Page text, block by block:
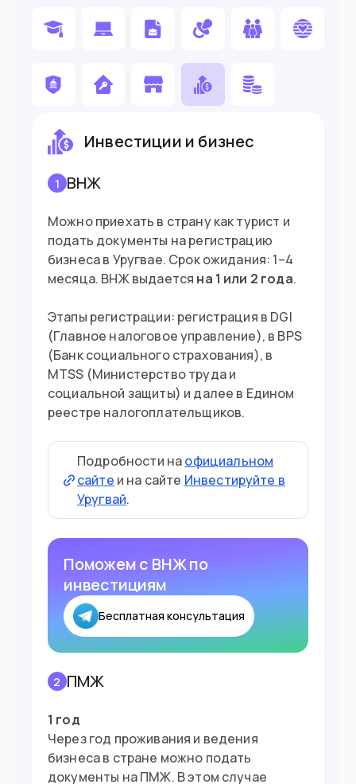
У вас есть пассивный доход от $1,200
Вы готовы открыть тут бизнес
Хотите быстро получить паспорт
Въезд в страну
Виза 90 дней без визы
Инвестиции и бизнес
1 ВНЖ
Можно приехать в страну как турист и
подать документы на регистрацию
бизнеса в Уругвае. Срок ожидания: 1–4
месяца. ВНЖ выдается на 1 или 2 года.
Этапы регистрации: регистрация в DGI
(Главное налоговое управление), в BPS
(Банк социального страхования), в
MTSS (Министерство труда и
социальной защиты) и далее в Едином
реестре налогоплательщиков.
Подробности наофициальном
сайте и на сайте Инвестируйте в
Уругвай.
Поможем с ВНЖ по
инвестициям
Бесплатная консультация
2 ПМЖ
1 год
Через год проживания и ведения
бизнеса в стране можно подать
документы на ПМЖ. В этом случае